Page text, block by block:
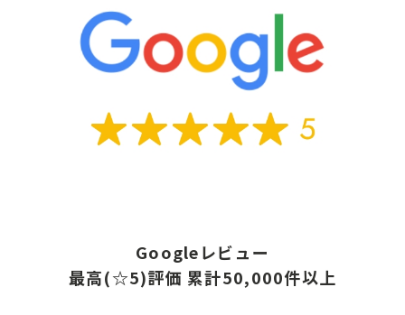
Googleレビュー
最高(☆5)評価 累計50,000件以上